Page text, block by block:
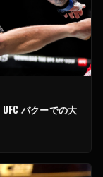
UFC バクーでの大